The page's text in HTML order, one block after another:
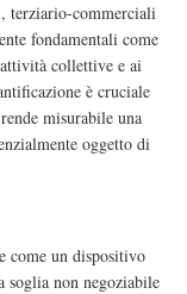
terziario-commerciali
fondamentali come
collettive e ai
è cruciale
misurabile una
oggetto di
come un dispositivo
soglia non negoziabile